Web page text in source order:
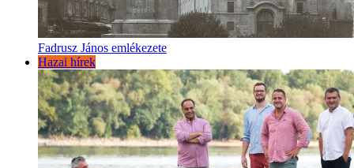
Fadrusz János emlékezete
Hazai hírek